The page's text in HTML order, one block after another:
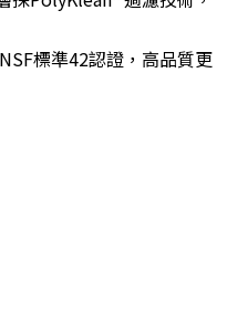
標準42認證，高品質更